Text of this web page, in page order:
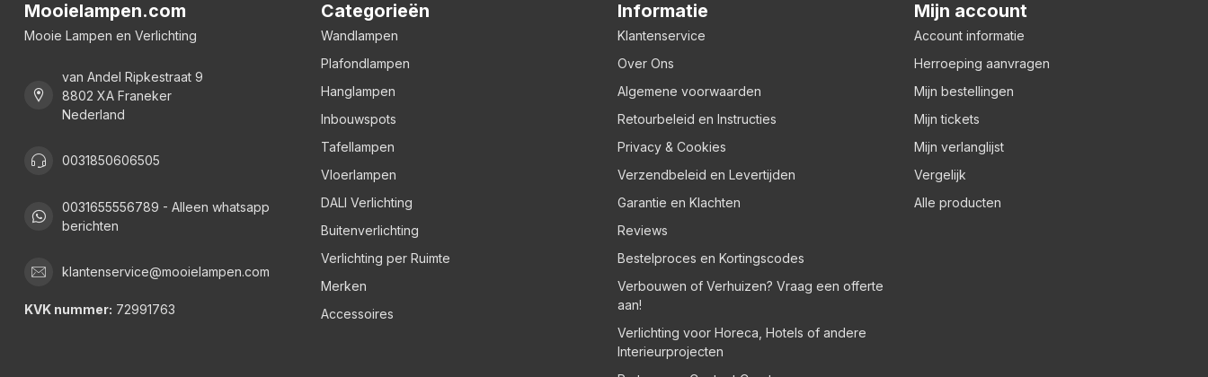
Mooielampen.com
Mooie Lampen en Verlichting
van Andel Ripkestraat 9
8802 XA Franeker
Nederland
0031850606505
0031655556789 - Alleen whatsapp
berichten
klantenservice@mooielampen.com
KVK nummer: 72991763
Categorieën
Wandlampen
Plafondlampen
Hanglampen
Inbouwspots
Tafellampen
Vloerlampen
DALI Verlichting
Buitenverlichting
Verlichting per Ruimte
Merken
Accessoires
Informatie
Klantenservice
Over Ons
Algemene voorwaarden
Retourbeleid en Instructies
Privacy & Cookies
Verzendbeleid en Levertijden
Garantie en Klachten
Reviews
Bestelproces en Kortingscodes
Verbouwen of Verhuizen? Vraag een offerte
aan!
Verlichting voor Horeca, Hotels of andere
Interieurprojecten
Mijn account
Account informatie
Herroeping aanvragen
Mijn bestellingen
Mijn tickets
Mijn verlanglijst
Vergelijk
Alle producten